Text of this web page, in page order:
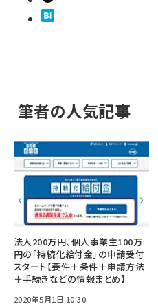
筆者の人気記事
法人200万円、個人事業主100万
円の「持続化給付金」の申請受付
スタート【要件＋条件＋申請方法
＋手続きなどの情報まとめ】
2020年5月1日 10:30